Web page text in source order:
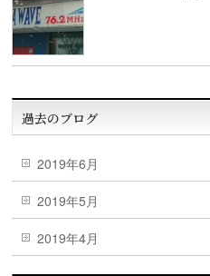
過去のブログ
2019年6月
2019年5月
2019年4月